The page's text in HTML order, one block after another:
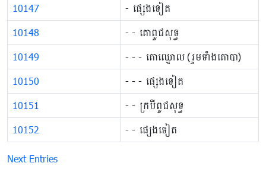
10147 ​​​- ផ្សេងទៀត
10148 ​​​- ​​​- គោពូជសុទ្ធ
10149 ​​​- ​​​- ​​​- គោឈ្មោល (រួម​ទាំង​គោបា)
10150 ​​​- ​​​- ​​​- ផ្សេងទៀត
10151 ​​​- ​​​- ក្របីពូជសុទ្ធ
10152 ​​​- ​​​- ផ្សេងទៀត
Next Entries